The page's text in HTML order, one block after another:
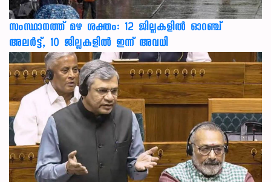
സംസ്ഥാനത്ത് മഴ ശക്തം: 12 ജില്ലകളിൽ ഓറഞ്ച്
അലർട്ട്, 10 ജില്ലകളിൽ ഇന്ന് അവധി